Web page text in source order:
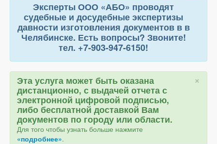
Эксперты ООО «АБО» проводят
судебные и досудебные экспертизы
давности изготовления документов в в
Челябинске. Есть вопросы? Звоните!
тел. +7-903-947-6150!
×
Эта услуга может быть оказана
дистанционно, с выдачей отчета с
электронной цифровой подписью,
либо бесплатной доставкой Вам
документов по городу или области.
Для того чтобы узнать больше нажмите
«подробнее».